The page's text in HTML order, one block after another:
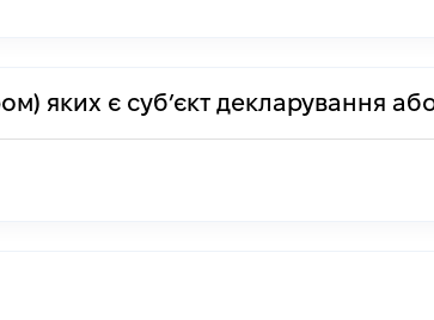
яких є суб’єкт декларування або